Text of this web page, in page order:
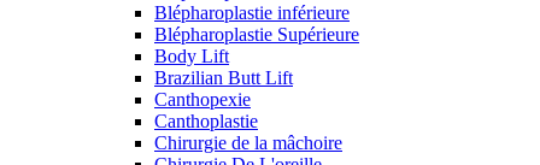
Blépharoplastie inférieure
Blépharoplastie Supérieure
Body Lift
Brazilian Butt Lift
Canthopexie
Canthoplastie
Chirurgie de la mâchoire